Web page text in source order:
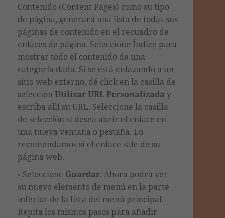
Contenido (Content Pages) como su tipo
de página, generará una lista de todas sus
páginas de contenido en el recuadro de
enlaces de página. Seleccione Índice para
mostrar todo el contenido de una
categoría dada. Si se está enlazando a un
sitio web externo, dé click en la casilla de
selecciónUtilizar URL Personalizada y
escriba allí su URL. Seleccione la casilla
de selección si desea abrir el enlace en
una nueva ventana o pestaña. Lo
recomendamos si el enlace sale de su
página web.
Seleccione Guardar. Ahora podrá ver
su nuevo elemento de menú en la parte
inferior de la lista del menú principal.
Repita los mismos pasos para añadir